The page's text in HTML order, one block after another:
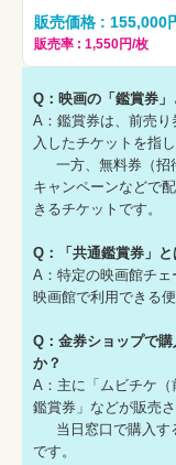
販売価格 : 155,000
販売率 : 1,550円/枚
Q：映画の「鑑賞券
A：鑑賞券は、前売
入したチケットを指し
一方、無料券（招
キャンペーンなどで
きるチケットです。
Q：「共通鑑賞券」
A：特定の映画館チ
映画館で利用できる
Q：金券ショップで
か？
A：主に「ムビチケ
鑑賞券」などが販売さ
当日窓口で購入す
です。